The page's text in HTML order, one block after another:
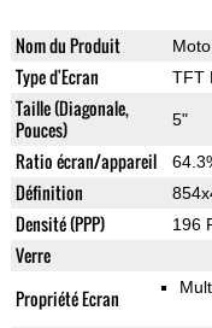
Nom du Produit
Type d'Ecran TFT
Taille (Diagonale,
Pouces)
5"
Ratio écran/appareil
Définition
Densité (PPP) 196
Verre
Propriété Ecran